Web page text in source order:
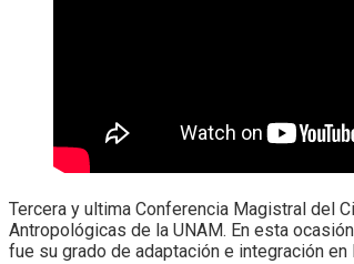
Tercera y ultima Conferencia Magistral del
Antropológicas de la UNAM. En esta
fue su grado de adaptación e integración